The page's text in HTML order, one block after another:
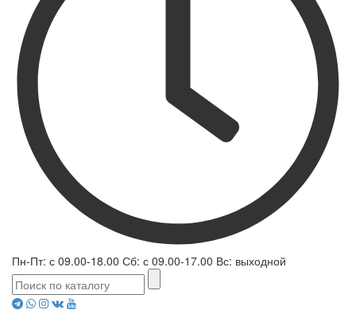
Пн-Пт: с 09.00-18.00 Сб: с 09.00-17.00 Вс: выходной